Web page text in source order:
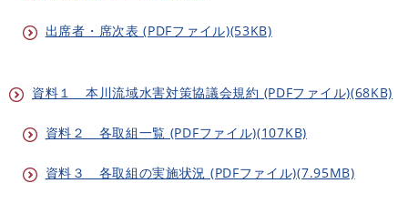
出席者・席次表 (PDFファイル)(53KB)
資料１ 本川流域水害対策協議会規約 (PDFファイル)(68KB)
資料２ 各取組一覧 (PDFファイル)(107KB)
資料３ 各取組の実施状況 (PDFファイル)(7.95MB)